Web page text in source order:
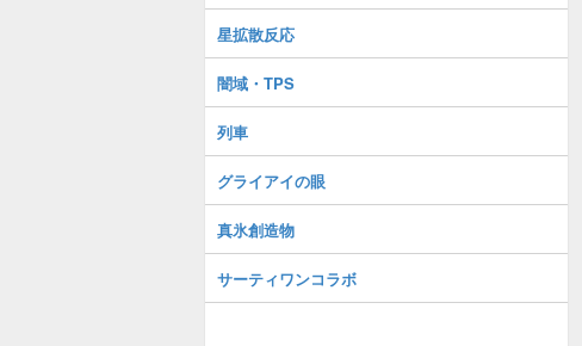
星拡散反応
闇域・TPS
列車
グライアイの眼
真氷創造物
サーティワンコラボ